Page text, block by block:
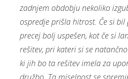
zadnjem obdobju nekoliko
ospredje prišla hitrost. Če si
precej bolj uspešen, kot če si
rešitev, pri kateri si se
ki jih bo ta rešitev imela za